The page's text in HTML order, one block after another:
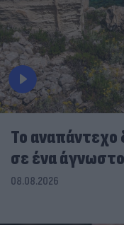
To
σε ένα
08.08.2026